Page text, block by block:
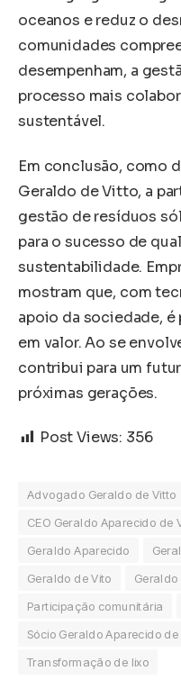
oceanos e reduz o
comunidades
desempenham, a
processo mais
sustentável.
Em conclusão, como
Geraldo de Vitto, a
gestão de resíduos
para o sucesso de
sustentabilidade.
mostram que, com
apoio da sociedade,
em valor. Ao se
contribui para um
próximas gerações.
Post Views: 356
Advogado Geraldo de Vitto
CEO Geraldo Aparecido de
Geraldo Aparecido
Geraldo de Vito
Participação comunitária
Sócio Geraldo Aparecido
Transformação de lixo